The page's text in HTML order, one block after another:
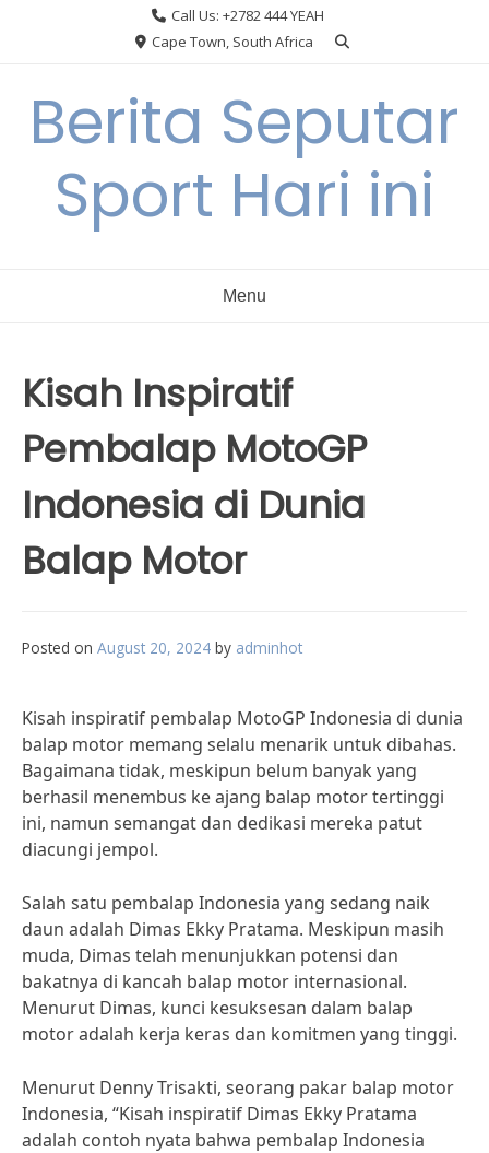
Call Us: +2782 444 YEAH
Cape Town, South Africa
Berita Seputar
Sport Hari ini
Menu
Kisah Inspiratif
Pembalap MotoGP
Indonesia di Dunia
Balap Motor
Posted on August 20, 2024 by adminhot
Kisah inspiratif pembalap MotoGP Indonesia di dunia
balap motor memang selalu menarik untuk dibahas.
Bagaimana tidak, meskipun belum banyak yang
berhasil menembus ke ajang balap motor tertinggi
ini, namun semangat dan dedikasi mereka patut
diacungi jempol.
Salah satu pembalap Indonesia yang sedang naik
daun adalah Dimas Ekky Pratama. Meskipun masih
muda, Dimas telah menunjukkan potensi dan
bakatnya di kancah balap motor internasional.
Menurut Dimas, kunci kesuksesan dalam balap
motor adalah kerja keras dan komitmen yang tinggi.
Menurut Denny Trisakti, seorang pakar balap motor
Indonesia, “Kisah inspiratif Dimas Ekky Pratama
adalah contoh nyata bahwa pembalap Indonesia